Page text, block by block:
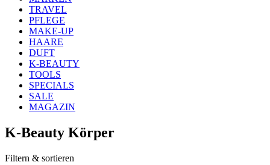
TRAVEL
PFLEGE
MAKE-UP
HAARE
DUFT
K-BEAUTY
TOOLS
SPECIALS
SALE
MAGAZIN
K-Beauty Körper
Filtern & sortieren